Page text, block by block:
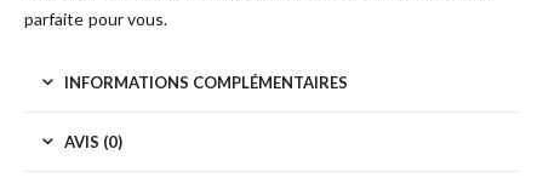
parfaite pour vous.
INFORMATIONS COMPLÉMENTAIRES
AVIS (0)